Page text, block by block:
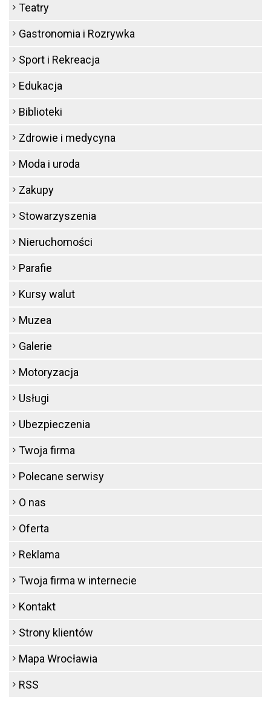
Teatry
Gastronomia i Rozrywka
Sport i Rekreacja
Edukacja
Biblioteki
Zdrowie i medycyna
Moda i uroda
Zakupy
Stowarzyszenia
Nieruchomości
Parafie
Kursy walut
Muzea
Galerie
Motoryzacja
Usługi
Ubezpieczenia
Twoja firma
Polecane serwisy
O nas
Oferta
Reklama
Twoja firma w internecie
Kontakt
Strony klientów
Mapa Wrocławia
RSS